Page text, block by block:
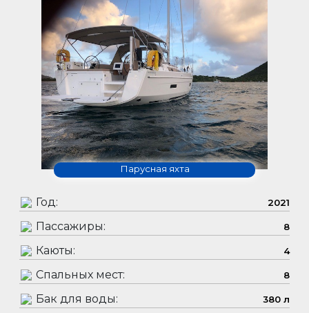
Парусная яхта
Год: 2021
Пассажиры: 8
Каюты: 4
Спальных мест: 8
Бак для воды: 380 л